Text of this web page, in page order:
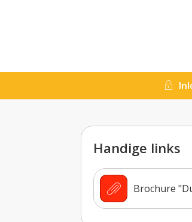
Handige links
Brochure